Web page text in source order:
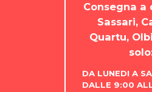
Consegna a
Sassari,
Quartu,
DA LUNEDI A
DALLE 9:00